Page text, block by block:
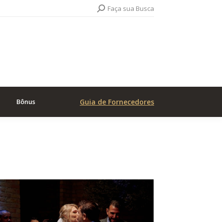
Search:Faça sua Busca
Bônus Guia de Fornecedores